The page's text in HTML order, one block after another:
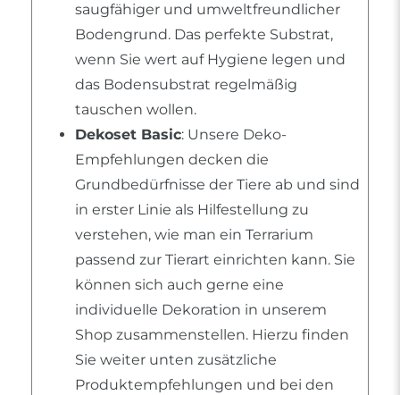
saugfähiger und umweltfreundlicher
Bodengrund. Das perfekte Substrat,
wenn Sie wert auf Hygiene legen und
das Bodensubstrat regelmäßig
tauschen wollen.
Dekoset Basic: Unsere Deko-
Empfehlungen decken die
Grundbedürfnisse der Tiere ab und sind
in erster Linie als Hilfestellung zu
verstehen, wie man ein Terrarium
passend zur Tierart einrichten kann. Sie
können sich auch gerne eine
individuelle Dekoration in unserem
Shop zusammenstellen. Hierzu finden
Sie weiter unten zusätzliche
Produktempfehlungen und bei den